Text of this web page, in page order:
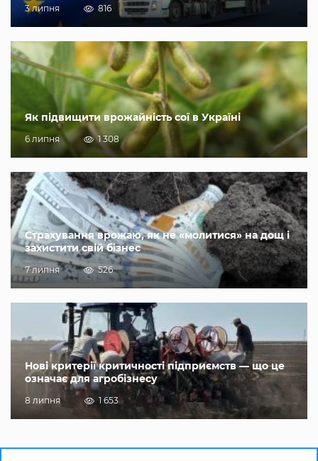
3 липня 816
Як підвищити врожайність сої в Україні
6 липня 1 308
Страхування врожаю, як не «молитися» на дощ і
захистити свій бізнес
7 липня 526
Нові критерії критичності підприємств — що це
означає для агробізнесу
8 липня 1 653